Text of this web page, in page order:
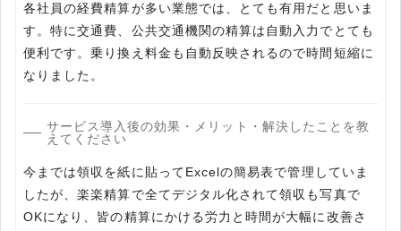
各社員の経費精算が多い業態では、とても有用だと思いま
す。特に交通費、公共交通機関の精算は自動入力でとても
便利です。乗り換え料金も自動反映されるので時間短縮に
なりました。
サービス導入後の効果・メリット・解決したことを教
えてください
今までは領収を紙に貼ってExcelの簡易表で管理していま
したが、楽楽精算で全てデジタル化されて領収も写真で
OKになり、皆の精算にかける労力と時間が大幅に改善さ